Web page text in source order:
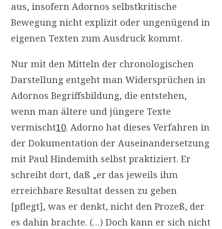
aus, insofern Adornos selbstkritische
Bewegung nicht explizit oder ungenügend in
eigenen Texten zum Ausdruck kommt.
Nur mit den Mitteln der chronologischen
Darstellung entgeht man Widersprüchen in
Adornos Begriffsbildung, die entstehen,
wenn man ältere und jüngere Texte
vermischt10. Adorno hat dieses Verfahren in
der Dokumentation der Auseinandersetzung
mit Paul Hindemith selbst praktiziert. Er
schreibt dort, daß „er das jeweils ihm
erreichbare Resultat dessen zu geben
[pflegt], was er denkt, nicht den Prozeß, der
es dahin brachte. (…) Doch kann er sich nicht